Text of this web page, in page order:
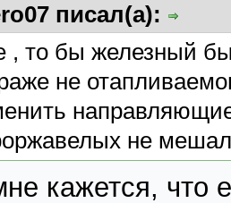
писал(а):
, то бы железный
не
не
кажется, что